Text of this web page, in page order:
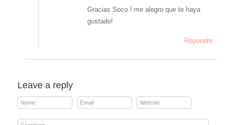
Gracias Soco ! me alegro que te haya
gustado!
Répondre
Leave a reply